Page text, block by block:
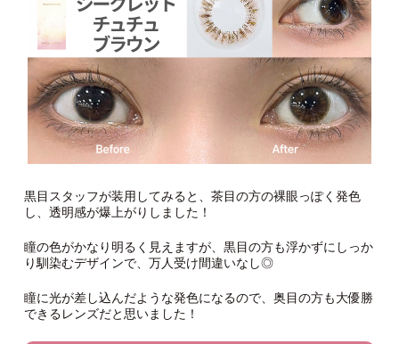
黒目スタッフが装用してみると、茶目の方の裸眼っぽく発色
し、透明感が爆上がりしました！
瞳の色がかなり明るく見えますが、黒目の方も浮かずにしっか
り馴染むデザインで、万人受け間違いなし◎
瞳に光が差し込んだような発色になるので、奥目の方も大優勝
できるレンズだと思いました！